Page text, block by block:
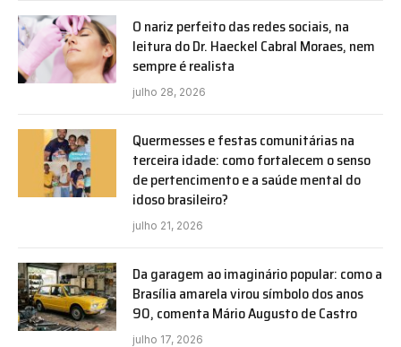
O nariz perfeito das redes sociais, na
leitura do Dr. Haeckel Cabral Moraes, nem
sempre é realista
julho 28, 2026
Quermesses e festas comunitárias na
terceira idade: como fortalecem o senso
de pertencimento e a saúde mental do
idoso brasileiro?
julho 21, 2026
Da garagem ao imaginário popular: como a
Brasília amarela virou símbolo dos anos
90, comenta Mário Augusto de Castro
julho 17, 2026